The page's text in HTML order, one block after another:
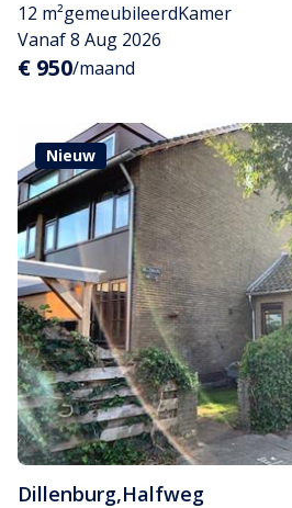
12 m²gemeubileerdKamer
Vanaf 8 Aug 2026
€ 950/maand
Nieuw
Dillenburg,Halfweg